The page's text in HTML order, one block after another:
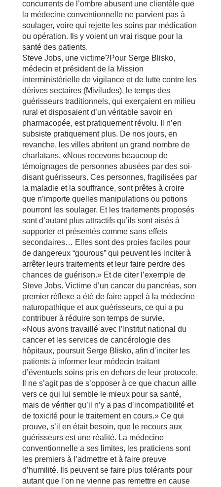
concurrents de l’ombre abusent une clientèle que
la médecine conventionnelle ne parvient pas à
soulager, voire qui rejette les soins par médication
ou opération. Ils y voient un vrai risque pour la
santé des patients.
Steve Jobs, une victime?Pour Serge Blisko,
médecin et président de la Mission
interministérielle de vigilance et de lutte contre les
dérives sectaires (Miviludes), le temps des
guérisseurs traditionnels, qui exerçaient en milieu
rural et disposaient d’un véritable savoir en
pharmacopée, est pratiquement révolu. Il n’en
subsiste pratiquement plus. De nos jours, en
revanche, les villes abritent un grand nombre de
charlatans. «Nous recevons beaucoup de
témoignages de personnes abusées par des soi-
disant guérisseurs. Ces personnes, fragilisées par
la maladie et la souffrance, sont prêtes à croire
que n’importe quelles manipulations ou potions
pourront les soulager. Et les traitements proposés
sont d’autant plus attractifs qu’ils sont aisés à
supporter et présentés comme sans effets
secondaires… Elles sont des proies faciles pour
de dangereux “gourous” qui peuvent les inciter à
arrêter leurs traitements et leur faire perdre des
chances de guérison.» Et de citer l’exemple de
Steve Jobs. Victime d’un cancer du pancréas, son
premier réflexe a été de faire appel à la médecine
naturopathique et aux guérisseurs, ce qui a pu
contribuer à réduire son temps de survie.
«Nous avons travaillé avec l’Institut national du
cancer et les services de cancérologie des
hôpitaux, poursuit Serge Blisko, afin d’inciter les
patients à informer leur médecin traitant
d’éventuels soins pris en dehors de leur protocole.
Il ne s’agit pas de s’opposer à ce que chacun aille
vers ce qui lui semble le mieux pour sa santé,
mais de vérifier qu’il n’y a pas d’incompatibilité et
de toxicité pour le traitement en cours.» Ce qui
prouve, s’il en était besoin, que le recours aux
guérisseurs est une réalité. La médecine
conventionnelle a ses limites, les praticiens sont
les premiers à l’admettre et à faire preuve
d’humilité. Ils peuvent se faire plus tolérants pour
autant que l’on ne vienne pas remettre en cause